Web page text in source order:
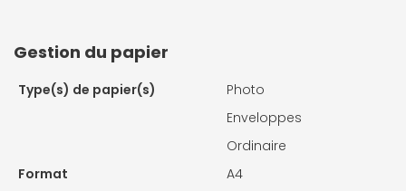
Gestion du papier
Type(s) de papier(s)
Photo
Enveloppes
Ordinaire
Format
A4